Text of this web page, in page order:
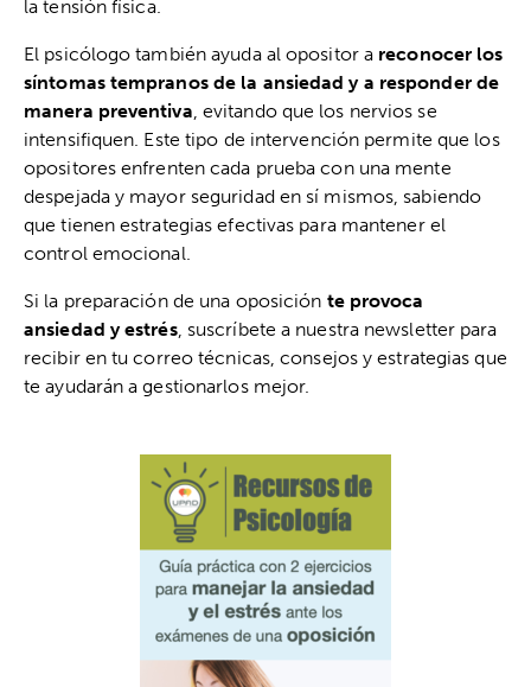
la tensión física.
El psicólogo también ayuda al opositor a reconocer los
síntomas tempranos de la ansiedad y a responder de
manera preventiva , evitando que los nervios se
intensifiquen. Este tipo de intervención permite que los
opositores enfrenten cada prueba con una mente
despejada y mayor seguridad en sí mismos, sabiendo
que tienen estrategias efectivas para mantener el
control emocional.
Si la preparación de una oposición te provoca
ansiedad y estrés, suscríbete a nuestra newsletter para
recibir en tu correo técnicas, consejos y estrategias que
te ayudarán a gestionarlos mejor.